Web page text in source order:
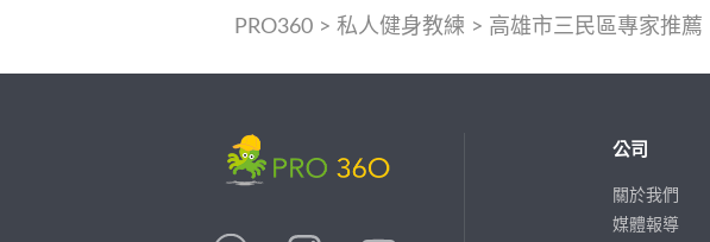
PRO360> 私人健身教練 > 高雄市三民區專家推薦
公司
關於我們
媒體報導